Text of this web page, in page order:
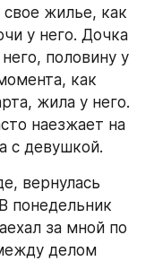
свое жилье, как
у него. Дочка
половину у
как
жила у него.
наезжает на
с девушкой.
вернулась
понедельник
за мной по
делом